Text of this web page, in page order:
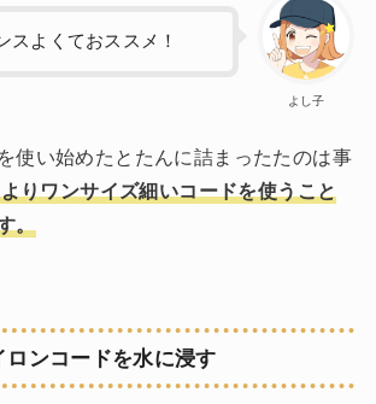
よし子
スよくておススメ！
使い始めたとたんに詰まったたのは事
りワンサイズ細いコードを使うこと
。
ロンコードを水に浸す